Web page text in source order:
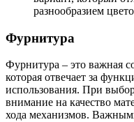
разнообразием
Фурнитура
Фурнитура – это важная
которая отвечает за
использования. При
внимание на качество
хода механизмов.